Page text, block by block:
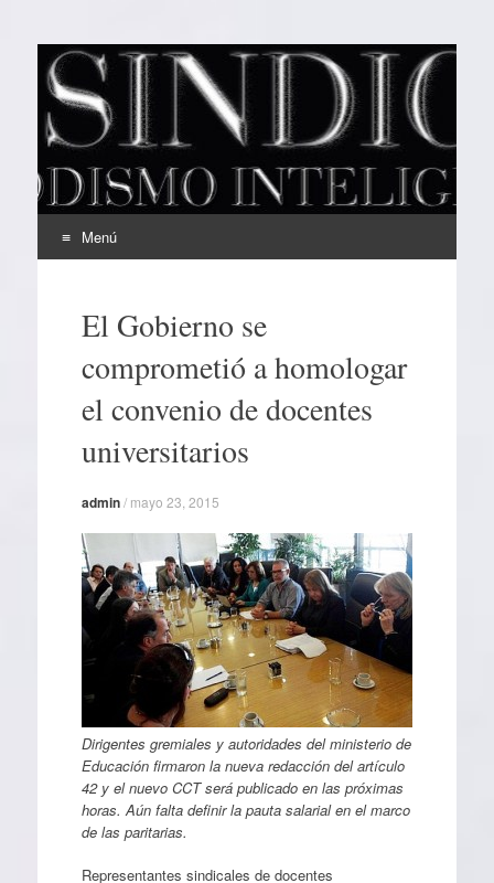
EL SINDICAL
Periodismo Inteligente
Menú
contenidoEl Gobierno se
comprometió a homologar
el convenio de docentes
universitarios
admin/ mayo 23, 2015
Dirigentes gremiales y autoridades del ministerio de
Educación firmaron la nueva redacción del artículo
42 y el nuevo CCT será publicado en las próximas
horas. Aún falta definir la pauta salarial en el marco
de las paritarias.
Representantes sindicales de docentes